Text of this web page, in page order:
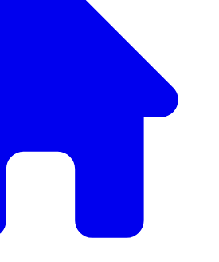
sélection de mobilier design
de
qu’il faut pour créer l’ambiance